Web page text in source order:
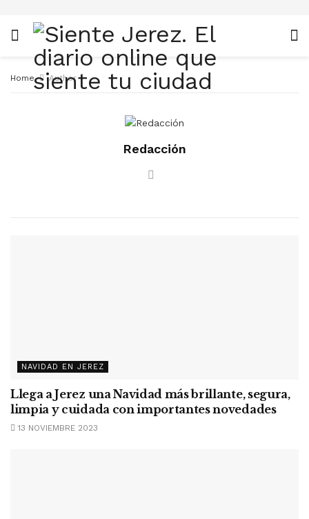
Home Author
Redacción
NAVIDAD EN JEREZ
Llega a Jerez una Navidad más brillante, segura,
limpia y cuidada con importantes novedades
13 NOVIEMBRE 2023